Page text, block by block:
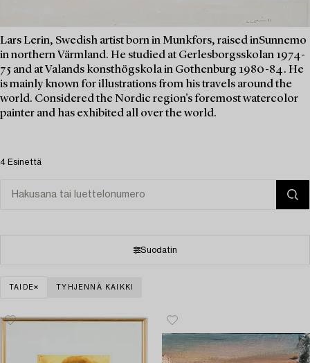
Lars Lerin, Swedish artist born in Munkfors, raised inSunnemo
in northern Värmland. He studied at Gerlesborgsskolan 1974-
75 and at Valands konsthögskola in Gothenburg 1980-84. He
is mainly known for illustrations from his travels around the
world. Considered the Nordic region's foremost watercolor
painter and has exhibited all over the world.
4 Esinettä
Suodatin
TAIDE TYHJENNÄ KAIKKI